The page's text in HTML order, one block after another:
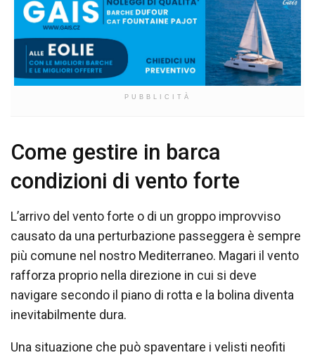
PUBBLICITÀ
Come gestire in barca
condizioni di vento forte
L’arrivo del vento forte o di un groppo improvviso
causato da una perturbazione passeggera è sempre
più comune nel nostro Mediterraneo. Magari il vento
rafforza proprio nella direzione in cui si deve
navigare secondo il piano di rotta e la bolina diventa
inevitabilmente dura.
Una situazione che può spaventare i velisti neofiti